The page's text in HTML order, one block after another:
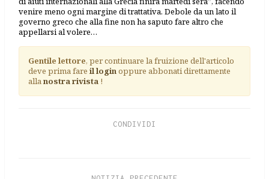
venire meno ogni margine di trattativa. Debole da un lato il
governo greco che alla fine non ha saputo fare altro che
appellarsi al volere…
Gentile lettore, per continuare la fruizione dell'articolo
deve prima fare il loginoppure abbonati direttamente
allanostra rivista !
CONDIVIDI